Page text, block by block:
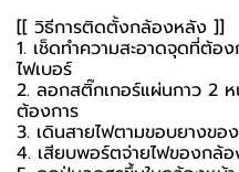
[[ วิธีการติดตั้งกล้องหลัง ]]
1. เช็ดทำความสะอาดจุดที่ต้อ
ไฟเบอร์
2. ลอกสติ๊กเกอร์แผ่นกาว 2
ต้องการ
3. เดินสายไฟตามขอบยางขอ
4. เสียบพอร์ตจ่ายไฟของกล้